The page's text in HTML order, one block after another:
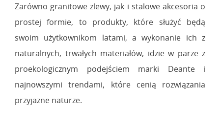
Zarówno granitowe zlewy, jak i stalowe akcesoria o
prostej formie, to produkty, które służyć będą
swoim użytkownikom latami, a wykonanie ich z
naturalnych, trwałych materiałów, idzie w parze z
proekologicznym podejściem marki Deante i
najnowszymi trendami, które cenią rozwiązania
przyjazne naturze.